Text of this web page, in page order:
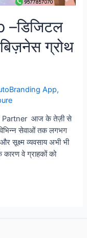
ग्रोथ
App,
Partner आज के तेज़ी से
सेवाओं तक लगभग
सूक्ष्म व्यवसाय अभी भी
वे ग्राहकों को